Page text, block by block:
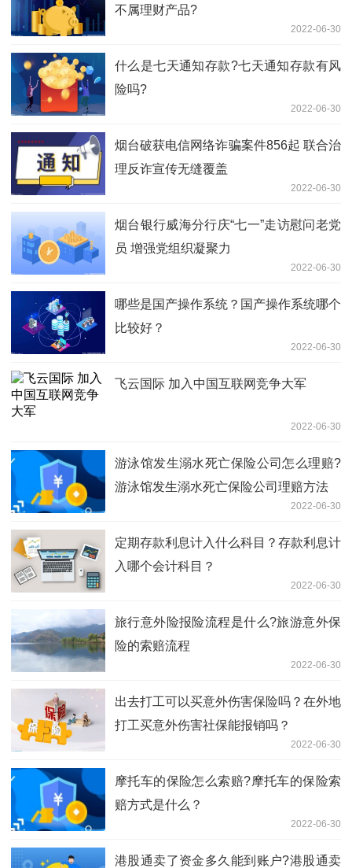
不属理财产品?
2022-06-30
什么是七天通知存款?七天通知存款有风
险吗?
2022-06-30
烟台破获电信网络诈骗案件856起 联合治
理反诈宣传无缝覆盖
2022-06-30
烟台银行威海分行庆“七一”走访慰问老党
员 增强党组织凝聚力
2022-06-30
哪些是国产操作系统？国产操作系统哪个
比较好？
2022-06-30
​飞云国际 加入中国互联网竞争大军
2022-06-30
游泳馆发生溺水死亡保险公司怎么理赔?
游泳馆发生溺水死亡保险公司理赔方法
2022-06-30
定期存款利息计入什么科目？存款利息计
入哪个会计科目？
2022-06-30
旅行意外险报险流程是什么?旅游意外保
险的索赔流程
2022-06-30
出去打工可以买意外伤害保险吗？在外地
打工买意外伤害社保能报销吗？
2022-06-30
摩托车的保险怎么索赔?摩托车的保险索
赔方式是什么？
2022-06-30
港股通卖了资金多久能到账户?港股通卖